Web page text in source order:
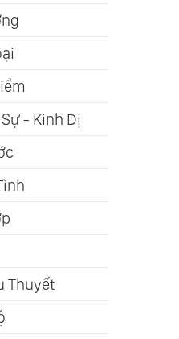
Love Vol.9
- Kinh Dị
Thuyết